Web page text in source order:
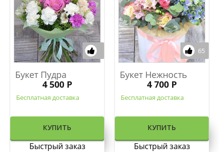
Букет Пудра
4 500 Р
Бесплатная доставка
КУПИТЬ
Быстрый заказ
65
Букет Нежность
4 700 Р
Бесплатная доставка
КУПИТЬ
Быстрый заказ